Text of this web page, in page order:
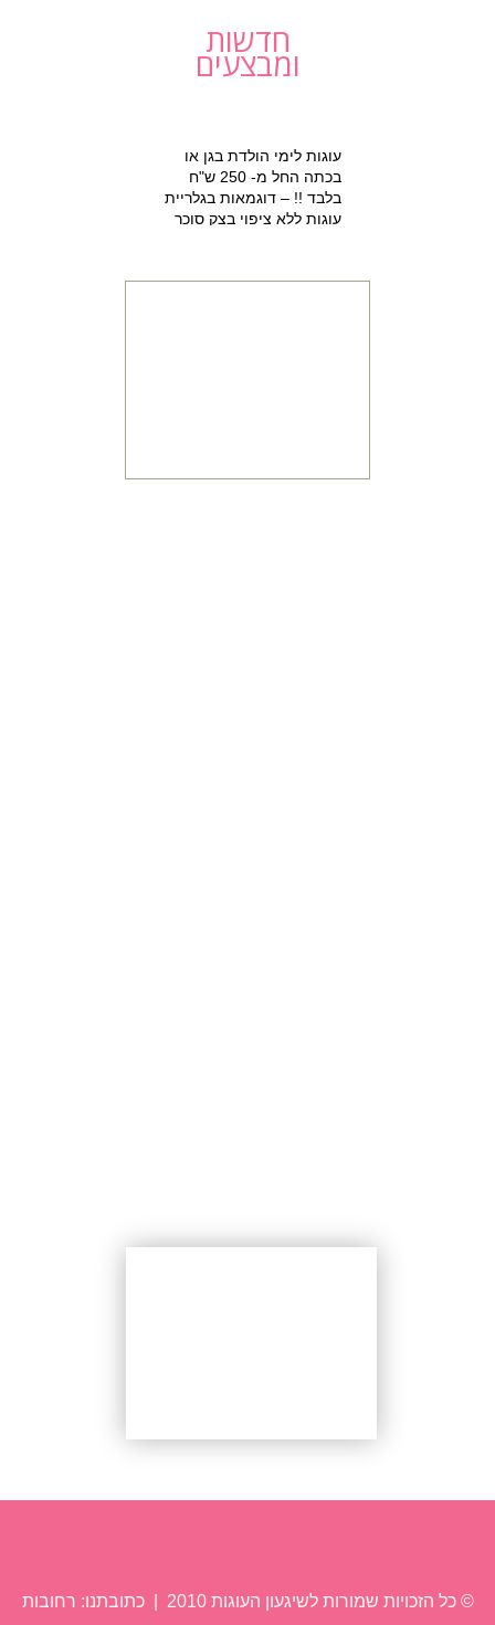
חדשות
ומבצעים
עוגות לימי הולדת בגן או
בכתה החל מ- 250 ש"ח
בלבד !! – דוגמאות בגלריית
עוגות ללא ציפוי בצק סוכר
מתוקה 15% הנחה על עוגת
© כל הזכויות שמורות לשיגעון העוגות 2010 | כתובתנו: רחובות